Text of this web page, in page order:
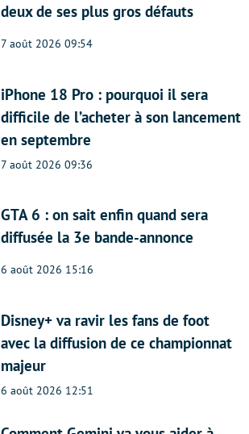
deux de ses plus gros défauts
7 août 2026 09:54
iPhone 18 Pro : pourquoi il sera
difficile de l’acheter à son lancement
en septembre
7 août 2026 09:36
GTA 6 : on sait enfin quand sera
diffusée la 3e bande-annonce
6 août 2026 15:16
Disney+ va ravir les fans de foot
avec la diffusion de ce championnat
majeur
6 août 2026 12:51